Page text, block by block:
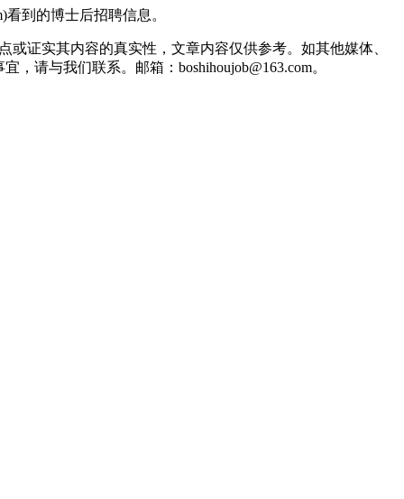
到的博士后招聘信息。
证实其内容的真实性，文章内容仅供参考。如其他媒体、
请与我们联系。邮箱：boshihoujob@163.com。